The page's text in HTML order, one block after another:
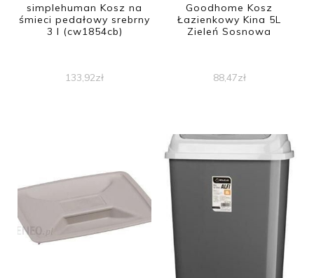
simplehuman Kosz na
śmieci pedałowy srebrny
3 l (cw1854cb)
133,92zł
Goodhome Kosz
Łazienkowy Kina 5L
Zieleń Sosnowa
88,47zł